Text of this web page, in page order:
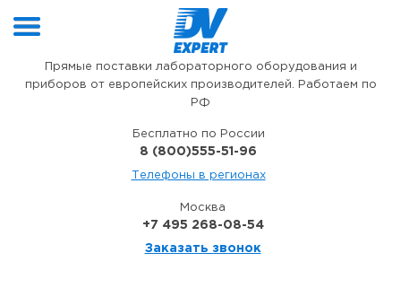
Прямые поставки лабораторного оборудования и
приборов от европейских производителей. Работаем по
РФ
Бесплатно по России
8 (800)555-51-96
Телефоны в регионах
Москва
+7 495 268-08-54
Заказать звонок